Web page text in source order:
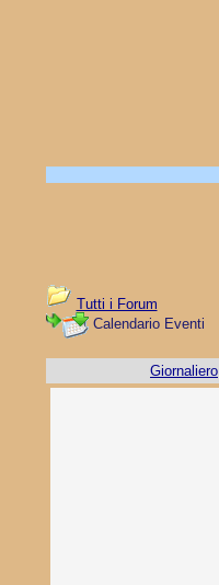
Tutti i Forum
Calendario Eventi
Giornaliero